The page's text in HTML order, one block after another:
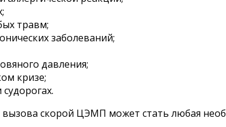
травм;
заболеваний;
давления;
кризе;
скорой ЦЭМП может стать любая